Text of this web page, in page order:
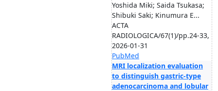
Yoshida Miki; Saida Tsukasa;
Shibuki Saki; Kinumura E...
ACTA
RADIOLOGICA/67(1)/pp.24-33,
2026-01-31
PubMed
MRI localization evaluation
to distinguish gastric-type
adenocarcinoma and lobular